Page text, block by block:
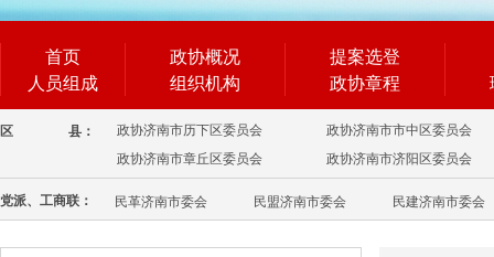
首页
人员组成
政协概况
组织机构
提案选登
政协章程
区 县： 政协济南市历下区委员会
政协济南市市中区委员会
政协济南市章丘区委员会
政协济南市济阳区委员会
党派、工商联： 民革济南市委会 民盟济南市委会 民建济南市委会